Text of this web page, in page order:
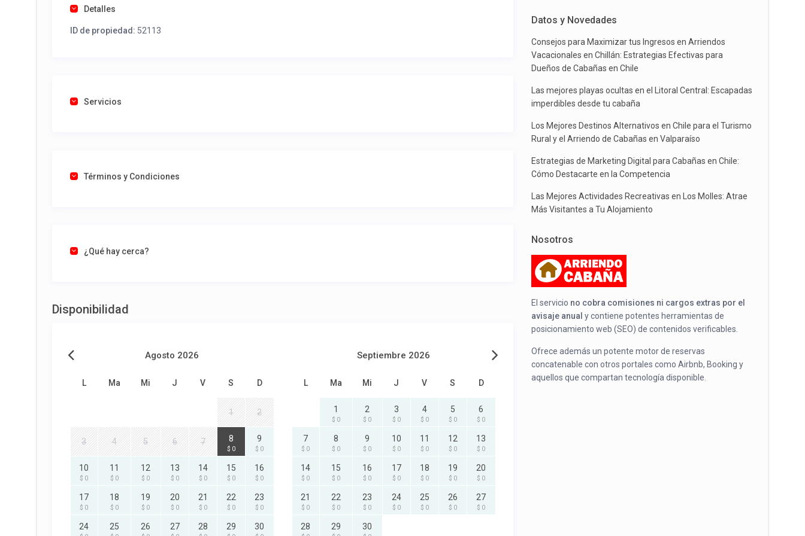
Detalles
ID de propiedad: 52113
Servicios
Términos y Condiciones
¿Qué hay cerca?
Disponibilidad
Agosto 2026
L Ma Mi J V S D
1 2
3 4 5 6 7 8
$ 0
9
$ 0
10
$ 0
11
$ 0
12
$ 0
13
$ 0
14
$ 0
15
$ 0
16
$ 0
17
$ 0
18
$ 0
19
$ 0
20
$ 0
21
$ 0
22
$ 0
23
$ 0
24 25 26 27 28 29 30
Septiembre 2026
L Ma Mi J V S D
1
$ 0
2
$ 0
3
$ 0
4
$ 0
5
$ 0
6
$ 0
7
$ 0
8
$ 0
9
$ 0
10
$ 0
11
$ 0
12
$ 0
13
$ 0
14
$ 0
15
$ 0
16
$ 0
17
$ 0
18
$ 0
19
$ 0
20
$ 0
21
$ 0
22
$ 0
23
$ 0
24
$ 0
25
$ 0
26
$ 0
27
$ 0
28 29 30
Datos y Novedades
Consejos para Maximizar tus Ingresos en Arriendos
Vacacionales en Chillán: Estrategias Efectivas para
Dueños de Cabañas en Chile
Las mejores playas ocultas en el Litoral Central: Escapadas
imperdibles desde tu cabaña
Los Mejores Destinos Alternativos en Chile para el Turismo
Rural y el Arriendo de Cabañas en Valparaíso
Estrategias de Marketing Digital para Cabañas en Chile:
Cómo Destacarte en la Competencia
Las Mejores Actividades Recreativas en Los Molles: Atrae
Más Visitantes a Tu Alojamiento
Nosotros
El servicio no cobra comisiones ni cargos extras por el
avisaje anual y contiene potentes herramientas de
posicionamiento web (SEO) de contenidos verificables.
Ofrece además un potente motor de reservas
concatenable con otros portales como Airbnb, Booking y
aquellos que compartan tecnología disponible.